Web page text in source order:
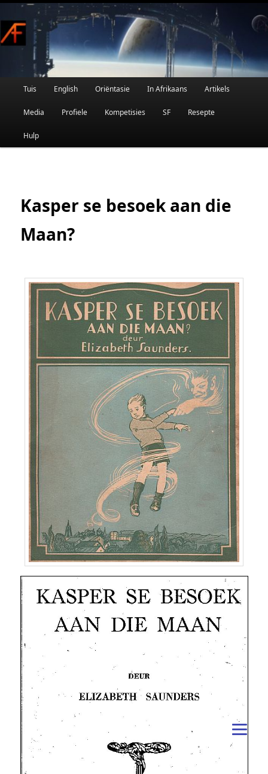
Skip
to
primary
content
Afrikaanse Wetenskapfiksie en Fantasie
Main
Tuis English Oriëntasie In Afrikaans Artikels
Media Profiele Kompetisies SF Resepte
Hulp
Kasper se besoek aan die
Maan?